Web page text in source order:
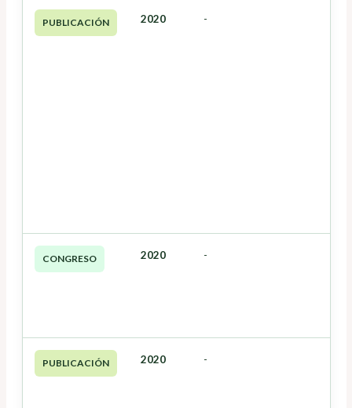
PUBLICACIÓN 2020 -
CONGRESO 2020 -
PUBLICACIÓN 2020 -